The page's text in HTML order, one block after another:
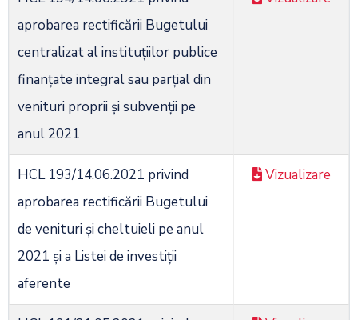
aprobarea rectificării Bugetului
centralizat al instituţiilor publice
finanţate integral sau parţial din
venituri proprii şi subvenţii pe
anul 2021
HCL 193/14.06.2021 privind
aprobarea rectificării Bugetului
de venituri şi cheltuieli pe anul
2021 și a Listei de investiții
aferente
Vizualizare